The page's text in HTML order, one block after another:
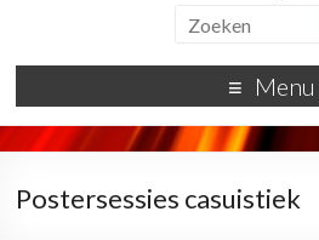
Menu
Postersessies casuistiek